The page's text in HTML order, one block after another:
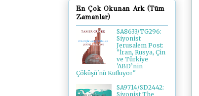
En Çok Okunan Ark (Tüm
Zamanlar)
SA8633/TG296:
Siyonist
Jerusalem Post:
"İran, Rusya, Çin
ve Türkiye
'ABD’nin
Çöküşü'nü Kutluyor"
SA9714/SD2442:
Siyonist The